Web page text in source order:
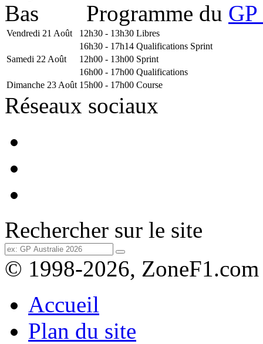
Programme du
Vendredi 21 Août 12h30 - 13h30 Libres
16h30 - 17h14 Qualifications Sprint
Samedi 22 Août
12h00 - 13h00 Sprint
16h00 - 17h00 Qualifications
Dimanche 23 Août 15h00 - 17h00 Course
Réseaux sociaux
Rechercher sur le site
© 1998-2026, ZoneF1.com
Accueil
Plan du site